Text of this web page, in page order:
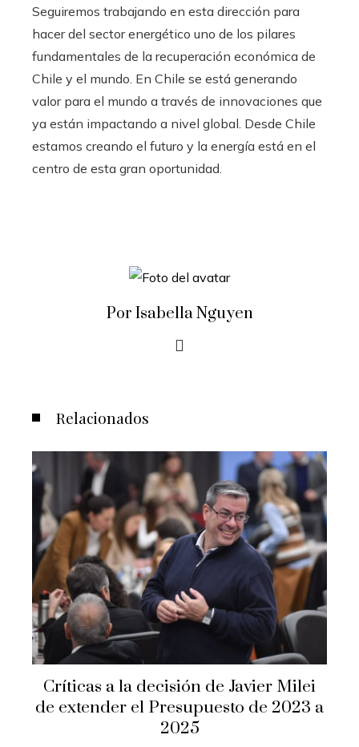
Seguiremos trabajando en esta dirección para
hacer del sector energético uno de los pilares
fundamentales de la recuperación económica de
Chile y el mundo. En Chile se está generando
valor para el mundo a través de innovaciones que
ya están impactando a nivel global. Desde Chile
estamos creando el futuro y la energía está en el
centro de esta gran oportunidad.
Por Isabella Nguyen
Relacionados
Críticas a la decisión de Javier Milei
de extender el Presupuesto de 2023 a
2025